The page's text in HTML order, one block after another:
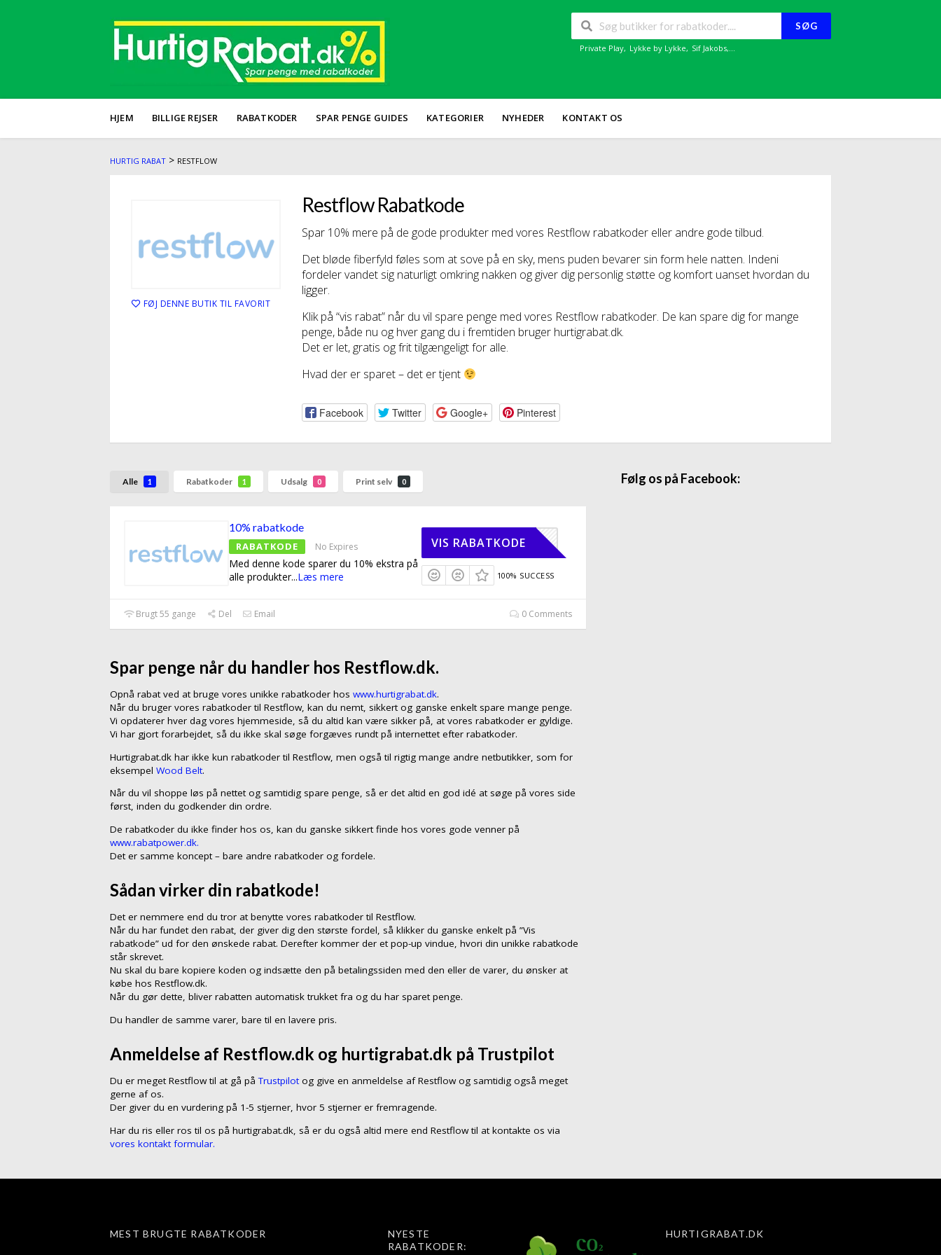
SØG
Private Play, Lykke by Lykke, Sif Jakobs,...
HJEM BILLIGE REJSER RABATKODER SPAR PENGE GUIDES KATEGORIER NYHEDER KONTAKT OS
HURTIG RABAT > RESTFLOW
FØJ DENNE BUTIK TIL FAVORIT
Restflow Rabatkode
Spar 10% mere på de gode produkter med vores Restflow rabatkoder eller andre gode tilbud.
Det bløde fiberfyld føles som at sove på en sky, mens puden bevarer sin form hele natten. Indeni
fordeler vandet sig naturligt omkring nakken og giver dig personlig støtte og komfort uanset hvordan du
ligger.
Klik på “vis rabat” når du vil spare penge med vores Restflow rabatkoder. De kan spare dig for mange
penge, både nu og hver gang du i fremtiden bruger hurtigrabat.dk.
Det er let, gratis og frit tilgængeligt for alle.
Hvad der er sparet – det er tjent
Facebook Twitter Google+ Pinterest
Alle 1 Rabatkoder 1 Udsalg 0 Print selv 0
10% rabatkode
RABATKODE No Expires
Med denne kode sparer du 10% ekstra på
alle produkter...Læs mere
REST10
VIS RABATKODE
100% SUCCESS
Brugt 55 gange Del Email 0 Comments
Spar penge når du handler hos Restflow.dk.
Opnå rabat ved at bruge vores unikke rabatkoder hos www.hurtigrabat.dk.
Når du bruger vores rabatkoder til Restflow, kan du nemt, sikkert og ganske enkelt spare mange penge.
Vi opdaterer hver dag vores hjemmeside, så du altid kan være sikker på, at vores rabatkoder er gyldige.
Vi har gjort forarbejdet, så du ikke skal søge forgæves rundt på internettet efter rabatkoder.
Hurtigrabat.dk har ikke kun rabatkoder til Restflow, men også til rigtig mange andre netbutikker, som for
eksempel Wood Belt.
Når du vil shoppe løs på nettet og samtidig spare penge, så er det altid en god idé at søge på vores side
først, inden du godkender din ordre.
De rabatkoder du ikke finder hos os, kan du ganske sikkert finde hos vores gode venner på
www.rabatpower.dk.
Det er samme koncept – bare andre rabatkoder og fordele.
Sådan virker din rabatkode!
Det er nemmere end du tror at benytte vores rabatkoder til Restflow.
Når du har fundet den rabat, der giver dig den største fordel, så klikker du ganske enkelt på ”Vis
rabatkode” ud for den ønskede rabat. Derefter kommer der et pop-up vindue, hvori din unikke rabatkode
står skrevet.
Nu skal du bare kopiere koden og indsætte den på betalingssiden med den eller de varer, du ønsker at
købe hos Restflow.dk.
Når du gør dette, bliver rabatten automatisk trukket fra og du har sparet penge.
Du handler de samme varer, bare til en lavere pris.
Anmeldelse af Restflow.dk og hurtigrabat.dk på Trustpilot
Du er meget Restflow til at gå påTrustpilotog give en anmeldelse af Restflow og samtidig også meget
gerne af os.
Der giver du en vurdering på 1-5 stjerner, hvor 5 stjerner er fremragende.
Har du ris eller ros til os på hurtigrabat.dk, så er du også altid mere end Restflow til at kontakte os via
vores kontakt formular.
Følg os på Facebook:
MEST BRUGTE RABATKODER
NYESTE
RABATKODER:
HURTIGRABAT.DK